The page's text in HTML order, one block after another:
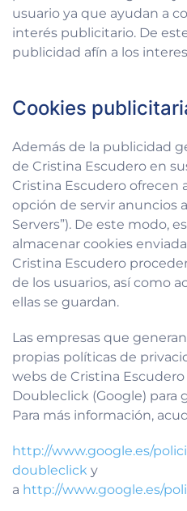
usuario ya que ayudan a
interés publicitario. De
publicidad afín a los
Cookies
Además de la publicidad
de Cristina Escudero en
Cristina Escudero ofrecen
opción de servir anuncios
Servers”). De este modo,
almacenar cookies
Cristina Escudero
de los usuarios, así como
ellas se guardan.
Las empresas que
propias políticas de
webs de Cristina
Doubleclick (Google) para
Para más información,
http://www.google.es/
doubleclick y
a http://www.google.es/